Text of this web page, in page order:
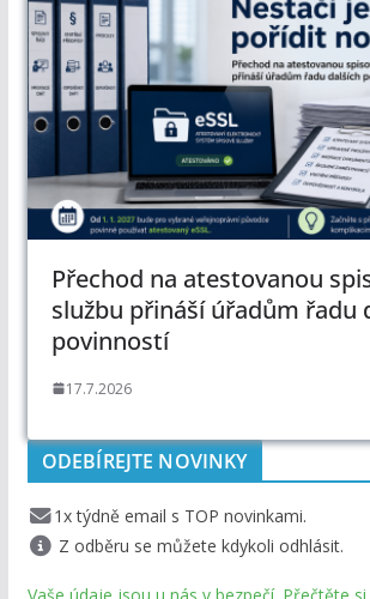
Přechod na atestovanou
službu přináší úřadům řadu
povinností
17.7.2026
ODEBÍREJTE NOVINKY
1x týdně email s TOP novinkami.
Z odběru se můžete kdykoli odhlásit.